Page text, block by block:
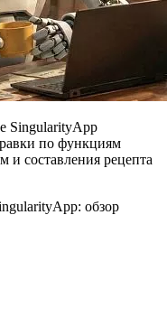
SingularityApp
по функциям
и составления рецепта
обзор